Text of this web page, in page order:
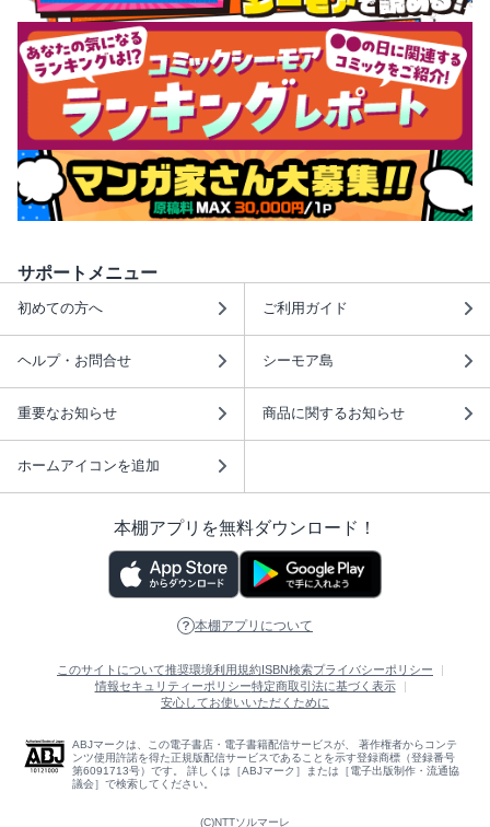
サポートメニュー
初めての方へ ご利用ガイド
ヘルプ・お問合せ シーモア島
重要なお知らせ 商品に関するお知らせ
ホームアイコンを追加
本棚アプリを無料ダウンロード！
本棚アプリについて
このサイトについて推奨環境利用規約ISBN検索プライバシーポリシー
情報セキュリティーポリシー特定商取引法に基づく表示
安心してお使いいただくために
ABJマークは、この電子書店・電子書籍配信サービスが、 著作権者からコンテ
ンツ使用許諾を得た正規版配信サービスであることを示す登録商標（登録番号
第6091713号）です。 詳しくは［ABJマーク］または［電子出版制作・流通協
議会］で検索してください。
(C)NTTソルマーレ